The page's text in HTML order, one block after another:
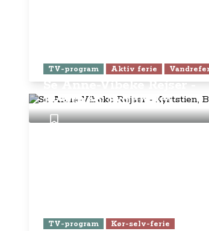
TV-program Aktiv ferie
Se Anne-Vibeke Rejser -
Kyststien, Bornholm
TV-program Kør-selv-ferie